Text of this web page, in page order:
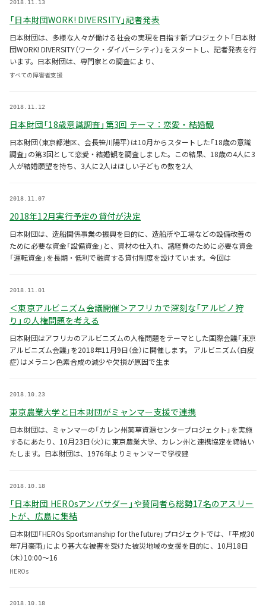
「日本財団WORK! DIVERSITY」記者発表
2018.11.13
日本財団は、多様な人々が働ける社会の実現を目指す新プロジェクト「日本財
団WORK! DIVERSITY（ワーク・ダイバーシティ）」をスタートし、記者発表を行
います。日本財団は、専門家との調査により、
すべての障害者支援
日本財団「18歳意識調査」第3回 テーマ：恋愛・結婚観
2018.11.12
日本財団（東京都港区、会長笹川陽平）は10月からスタートした「18歳の意識
調査」の第3回として恋愛・結婚観を調査しました。この結果、18歳の4人に3
人が結婚願望を持ち、3人に2人はほしい子どもの数を2人
2018年12月実行予定の貸付が決定
2018.11.07
日本財団は、造船関係事業の振興を目的に、造船所や工場などの設備改善の
ために必要な資金「設備資金」と、資材の仕入れ、諸経費のために必要な資金
「運転資金」を長期・低利で融資する貸付制度を設けています。今回は
＜東京アルビニズム会議開催＞アフリカで深刻な「アルビノ狩
り」の人権問題を考える
2018.11.01
日本財団はアフリカのアルビニズムの人権問題をテーマとした国際会議「東京
アルビニズム会議」を2018年11月9日（金）に開催します。 アルビニズム（白皮
症）はメラニン色素合成の減少や欠損が原因で生ま
東京農業大学と日本財団がミャンマー支援で連携
2018.10.23
日本財団は、ミャンマーの「カレン州薬草資源センタープロジェクト」を実施
するにあたり、10月23日（火）に東京農業大学、カレン州と連携協定を締結い
たします。日本財団は、1976年よりミャンマーで学校建
「日本財団 HEROsアンバサダー」や賛同者ら総勢17名のアスリー
トが、広島に集結
2018.10.18
日本財団「HEROs Sportsmanship for the future」プロジェクトでは、「平成30
年7月豪雨」により甚大な被害を受けた被災地域の支援を目的に、10月18日
（木）10:00～16
HEROs
2018.10.18